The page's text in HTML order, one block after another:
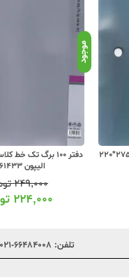
دفتر 100 برگ تک خط کلاسوری 275*220
موجود
الیپون 2861433
۲۴۹,۰۰۰
۲۲۴,۰۰۰
تلفن: ۶۶۴۸۴۰۰۸-۰۲۱ (۲۰ خط)